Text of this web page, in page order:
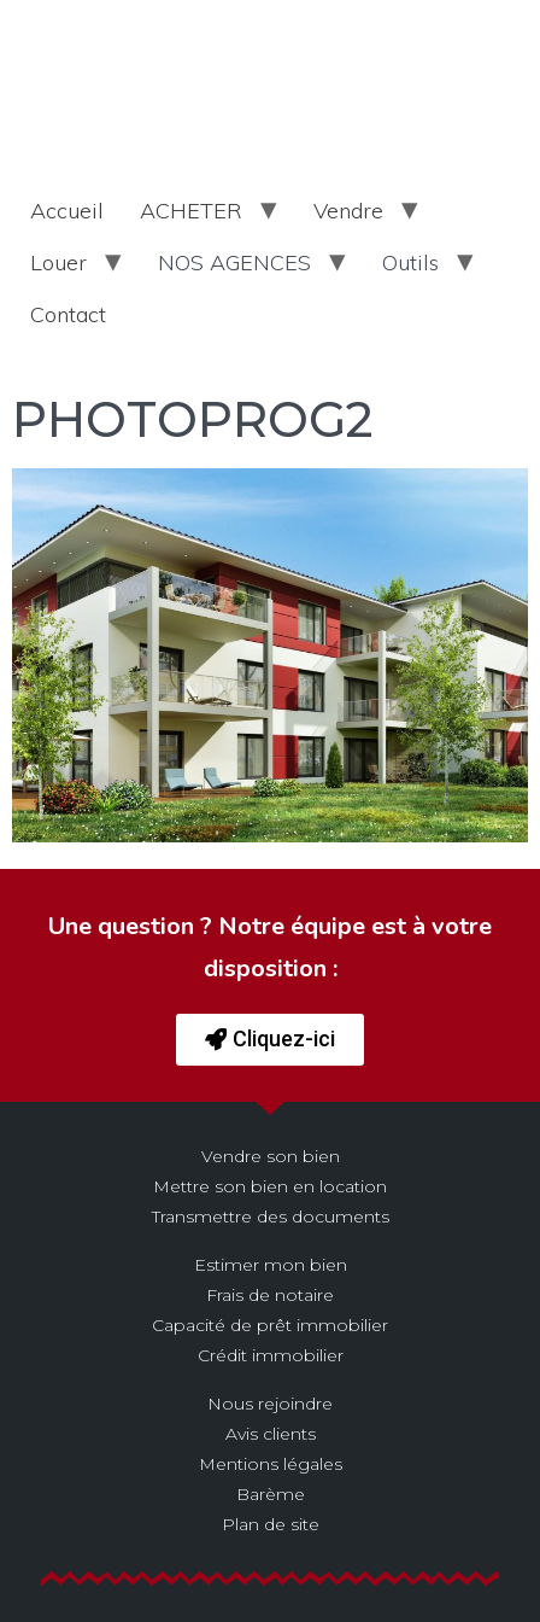
Accueil ACHETER
Vendre
Louer
NOS AGENCES
Outils
Contact
PHOTOPROG2
Une question ? Notre équipe est à votre
disposition :
Cliquez-ici
Vendre son bien
Mettre son bien en location
Transmettre des documents
Estimer mon bien
Frais de notaire
Capacité de prêt immobilier
Crédit immobilier
Nous rejoindre
Avis clients
Mentions légales
Barème
Plan de site